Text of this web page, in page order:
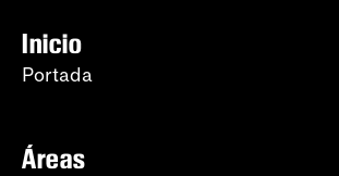
Inicio
Portada
Áreas